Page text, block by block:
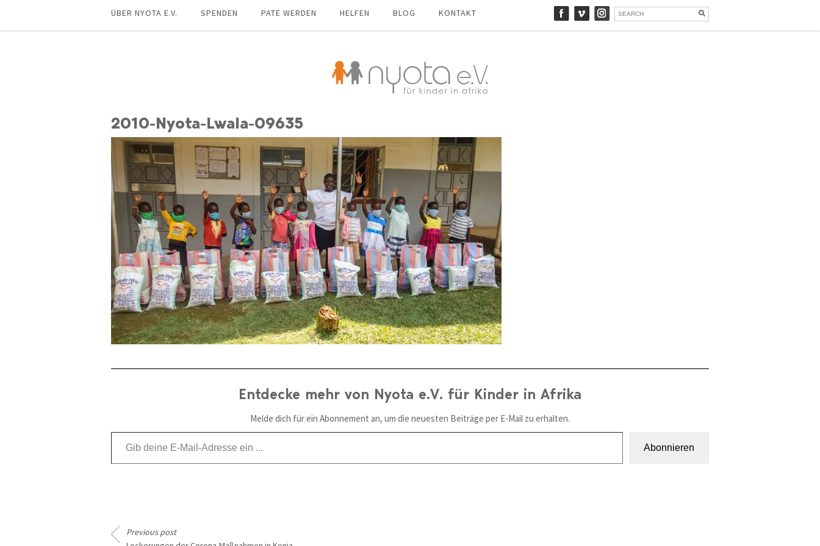
ÜBER NYOTA E.V. SPENDEN PATE WERDEN HELFEN BLOG KONTAKT
2010-Nyota-Lwala-09635
Entdecke mehr von Nyota e.V. für Kinder in Afrika
Melde dich für ein Abonnement an, um die neuesten Beiträge per E-Mail zu erhalten.
Gib deine E-Mail-Adresse ein ...
Abonnieren
Previous post